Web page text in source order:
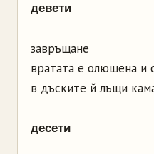
девети
завръщане
вратата е олющена и
в дъските й лъщи
десети